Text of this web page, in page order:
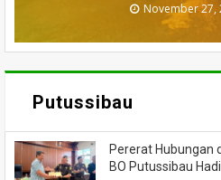
July 05,
November 27,
March 26,
March 13,
February 18,
Putussibau
Pererat Hubungan
BO Putussibau